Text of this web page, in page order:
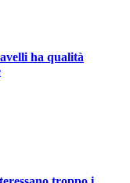
ha qualità